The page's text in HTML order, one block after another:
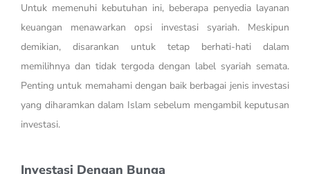
Untuk memenuhi kebutuhan ini, beberapa penyedia layanan
keuangan menawarkan opsi investasi syariah. Meskipun
demikian, disarankan untuk tetap berhati-hati dalam
memilihnya dan tidak tergoda dengan label syariah semata.
Penting untuk memahami dengan baik berbagai jenis investasi
yang diharamkan dalam Islam sebelum mengambil keputusan
investasi.
Investasi Dengan Bunga